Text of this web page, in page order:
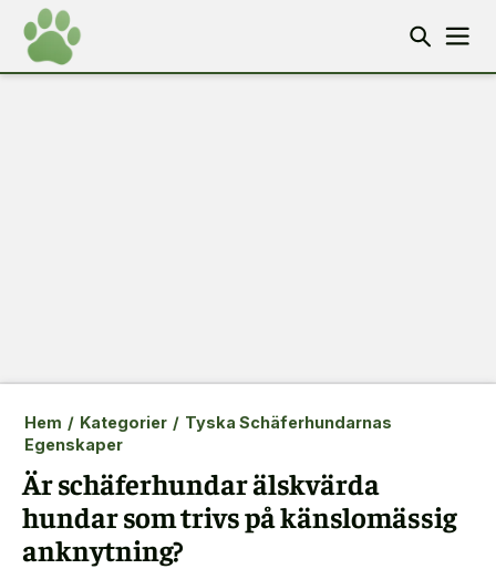
Hem / Kategorier / Tyska Schäferhundarnas
Egenskaper
Är schäferhundar älskvärda
hundar som trivs på känslomässig
anknytning?